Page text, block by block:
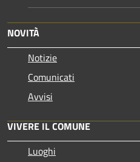
NOVITÀ
Notizie
Comunicati
Avvisi
VIVERE IL COMUNE
Luoghi